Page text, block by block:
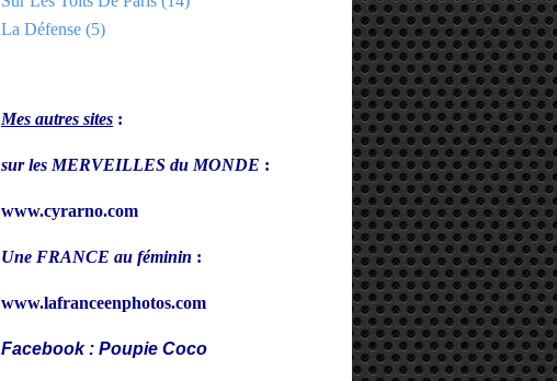
La Défense (5)
Mes autres sites :
sur les MERVEILLES du MONDE :
www.cyrarno.com
Une FRANCE au féminin :
www.lafranceenphotos.com
Facebook : Poupie Coco